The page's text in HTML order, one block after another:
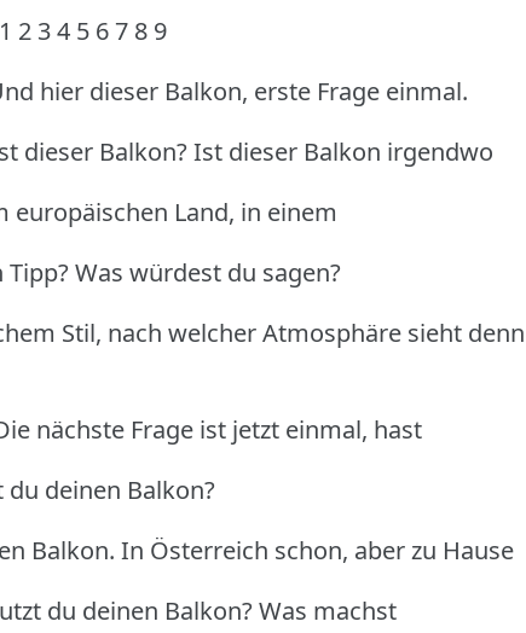
2 3 4 5 6 7 8 9
hier dieser Balkon, erste Frage einmal.
dieser Balkon? Ist dieser Balkon irgendwo
europäischen Land, in einem
Was würdest du sagen?
Stil, nach welcher Atmosphäre sieht denn
nächste Frage ist jetzt einmal, hast
du deinen Balkon?
Balkon. In Österreich schon, aber zu Hause
du deinen Balkon? Was machst